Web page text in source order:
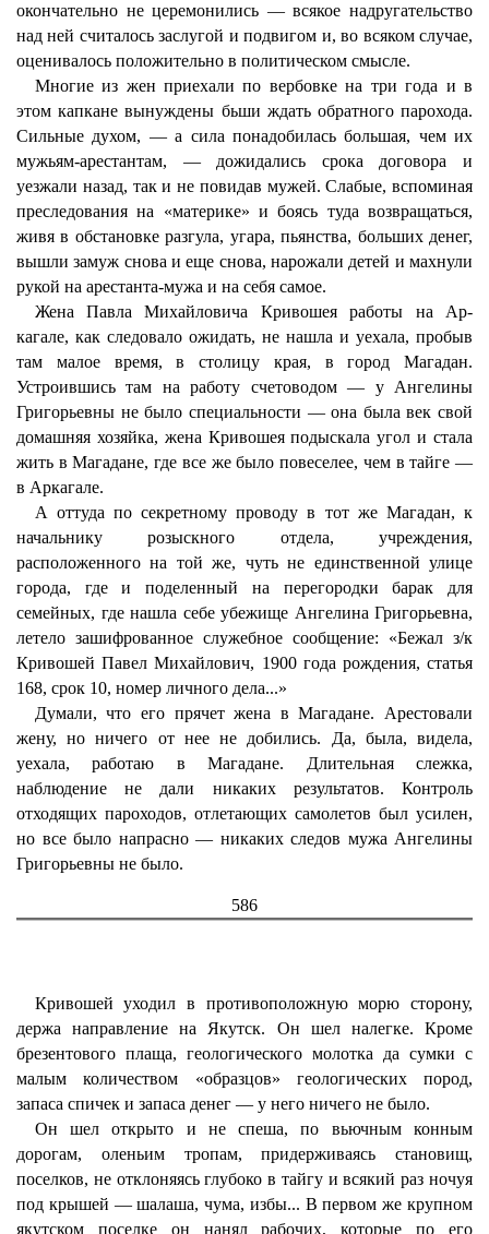
окончательно не церемонились — всякое надругательство
над ней считалось заслугой и подвигом и, во всяком случае,
оценивалось положительно в политическом смысле.
Многие из жен приехали по вербовке на три года и в
этом капкане вынуждены бьши ждать обратного парохода.
Сильные духом, — а сила понадобилась большая, чем их
мужьям-арестантам, — дожидались срока договора и
уезжали назад, так и не повидав мужей. Слабые, вспоминая
преследования на «материке» и боясь туда возвращаться,
живя в обстановке разгула, угара, пьянства, больших денег,
вышли замуж снова и еще снова, нарожали детей и махнули
рукой на арестанта-мужа и на себя самое.
Жена Павла Михайловича Кривошея работы на Ар-
кагале, как следовало ожидать, не нашла и уехала, пробыв
там малое время, в столицу края, в город Магадан.
Устроившись там на работу счетоводом — у Ангелины
Григорьевны не было специальности — она была век свой
домашняя хозяйка, жена Кривошея подыскала угол и стала
жить в Магадане, где все же было повеселее, чем в тайге —
в Аркагале.
А оттуда по секретному проводу в тот же Магадан, к
начальнику розыскного отдела, учреждения,
расположенного на той же, чуть не единственной улице
города, где и поделенный на перегородки барак для
семейных, где нашла себе убежище Ангелина Григорьевна,
летело зашифрованное служебное сообщение: «Бежал з/к
Кривошей Павел Михайлович, 1900 года рождения, статья
168, срок 10, номер личного дела...»
Думали, что его прячет жена в Магадане. Арестовали
жену, но ничего от нее не добились. Да, была, видела,
уехала, работаю в Магадане. Длительная слежка,
наблюдение не дали никаких результатов. Контроль
отходящих пароходов, отлетающих самолетов был усилен,
но все было напрасно — никаких следов мужа Ангелины
Григорьевны не было.
586
Кривошей уходил в противоположную морю сторону,
держа направление на Якутск. Он шел налегке. Кроме
брезентового плаща, геологического молотка да сумки с
малым количеством «образцов» геологических пород,
запаса спичек и запаса денег — у него ничего не было.
Он шел открыто и не спеша, по вьючным конным
дорогам, оленьим тропам, придерживаясь становищ,
поселков, не отклоняясь глубоко в тайгу и всякий раз ночуя
под крышей — шалаша, чума, избы... В первом же крупном
якутском поселке он нанял рабочих, которые по его